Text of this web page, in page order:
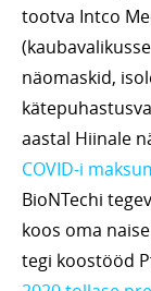
tootva Intco
näomaskid,
aastal Hiinale
COVID-i
BioNTechi
koos oma
tegi koostööd